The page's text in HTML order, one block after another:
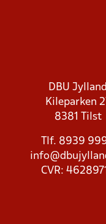
DBU Jylland
Kileparken
8381 Tilst
Tlf. 8939
CVR: